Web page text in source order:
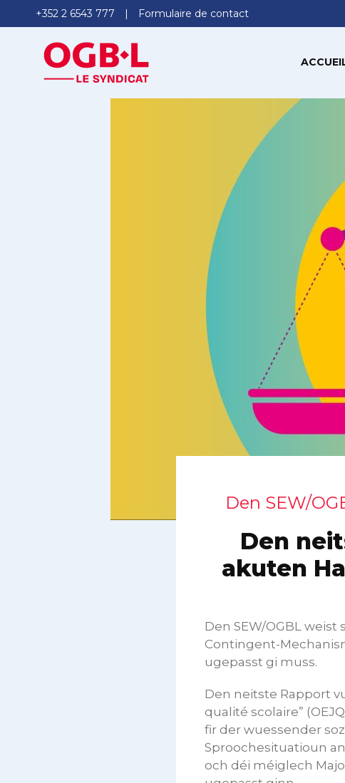
+352 2 6543 777 Formulaire de contact
Den SEW/
Den
akuten
Den SEW/OGBL
Contingent-
ugepasst gi muss.
Den neitste Rapport
qualité scolaire”
fir der wuessender
Sproochesituatioun
och déi méiglech